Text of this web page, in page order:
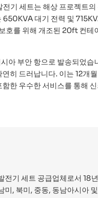
기 세트는 해상 프로젝트
대기 전력 및
호를 위해 개조된 20ft 컨테
아 부안 항으로 발송되었
히 드러납니다. 이는 12개
한 우수한 서비스를 통해
전기 세트 공급업체로서
미, 북미, 중동, 동남아시아